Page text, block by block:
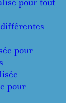
pour tout
pour
pour